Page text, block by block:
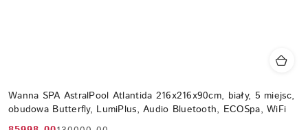
Wanna SPA AstralPool Atlantida 216x216x90cm, biały, 5 miejsc,
obudowa Butterfly, LumiPlus, Audio Bluetooth, ECOSpa, WiFi